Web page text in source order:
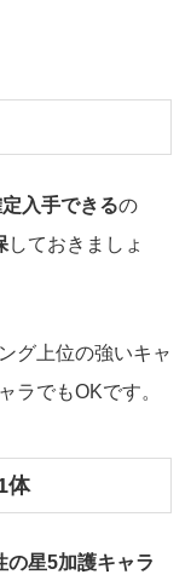
入手できるの
しておきましょ
グ上位の強いキャ
ラでもOKです。
体
の星5加護キャラ